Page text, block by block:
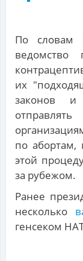
По словам
ведомство
их
законов
по абортам,
этой
за рубежом.
Ранее
несколько
генсеком